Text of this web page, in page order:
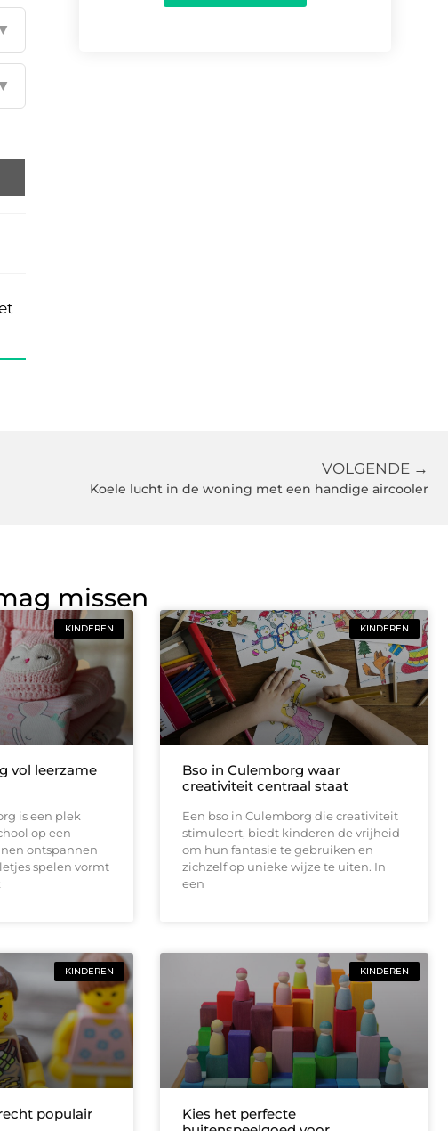
VOLGENDE →
Koele lucht in de woning met een handige aircooler
missen
KINDEREN
vol leerzame
is een plek
op een
ontspannen
spelen vormt
KINDEREN
Bso in Culemborg waar
creativiteit centraal staat
Een bso in Culemborg die creativiteit
stimuleert, biedt kinderen de vrijheid
om hun fantasie te gebruiken en
zichzelf op unieke wijze te uiten. In
een
KINDEREN
populair
KINDEREN
Kies het perfecte